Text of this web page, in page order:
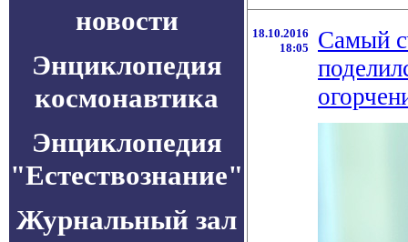
новости
Энциклопедия
космонавтика
Энциклопедия
"Естествознание"
Журнальный зал
18.10.2016
18:05
Самый